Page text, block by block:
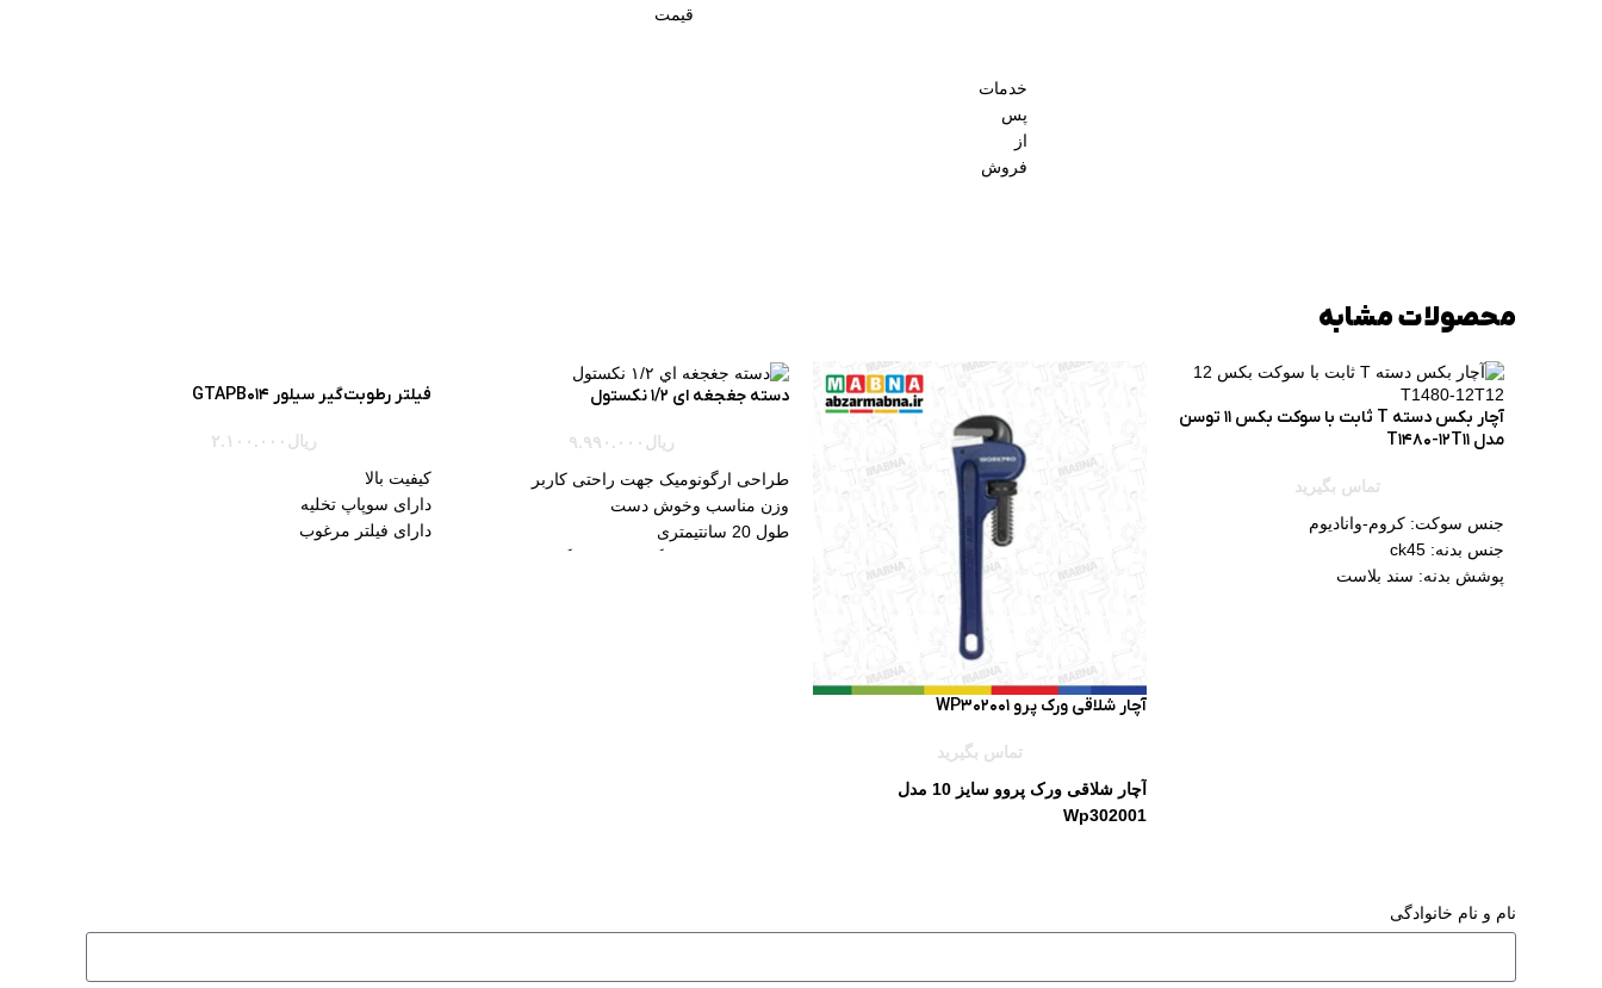
قیمت
خدمات
پس
از
فروش
محصولات مشابه
آچار بکس دسته T ثابت با سوکت بکس 11 توسن
مدل T1480-12T11
تماس بگیرید
جنس سوکت: کروم-وانادیوم
جنس بدنه: ck45
پوشش بدنه: سند بلاست
آچار شلاقی ورک پرو WP302001
تماس بگیرید
آچار شلاقی ورک پروو سایز 10 مدل
Wp302001
دسته جغجغه اي ١/٢ نكستول
ریال ۹.۹۹۰.۰۰۰
طراحی ارگونومیک جهت راحتی کاربر
وزن مناسب وخوش دست
طول 20 سانتیمتری
فیلتر رطوبت‌گیر سیلور GTAPB014
ریال ۲.۱۰۰.۰۰۰
کیفیت بالا
دارای سوپاپ تخلیه
دارای فیلتر مرغوب
نام و نام خانوادگی